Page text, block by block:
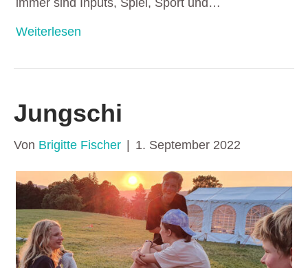
Weiterlesen
Jungschi
Von Brigitte Fischer | 1. September 2022